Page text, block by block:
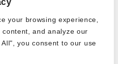
your browsing experience,
and analyze our
you consent to our use